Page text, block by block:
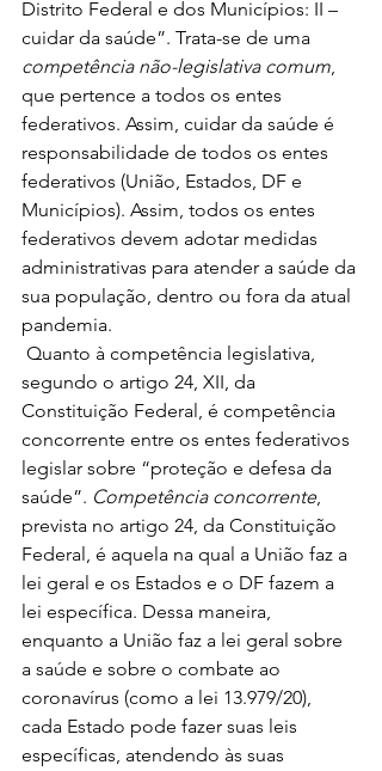
Distrito Federal e dos Municípios: II –
cuidar da saúde”. Trata-se de uma
competência não-legislativa comum,
que pertence a todos os entes
federativos. Assim, cuidar da saúde é
responsabilidade de todos os entes
federativos (União, Estados, DF e
Municípios). Assim, todos os entes
federativos devem adotar medidas
administrativas para atender a saúde da
sua população, dentro ou fora da atual
pandemia.
segundo o artigo 24, XII, da
Constituição Federal, é competência
concorrente entre os entes federativos
legislar sobre “proteção e defesa da
saúde”. Competência concorrente,
prevista no artigo 24, da Constituição
Federal, é aquela na qual a União faz a
lei geral e os Estados e o DF fazem a
lei específica. Dessa maneira,
enquanto a União faz a lei geral sobre
a saúde e sobre o combate ao
coronavírus (como a lei 13.979/20),
cada Estado pode fazer suas leis
específicas, atendendo às suas